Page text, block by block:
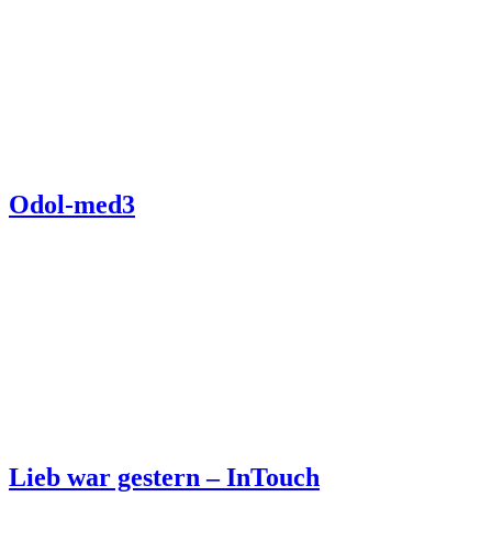
Odol-med3
Lieb war gestern – InTouch